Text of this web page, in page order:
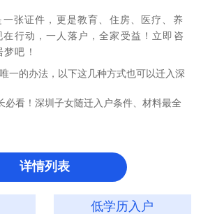
张证件，更是教育、住房、医疗、养
在行动，一人落户，全家受益！立即咨
吧！
一的办法，以下这几种方式也可以迁入深
必看！深圳子女随迁入户条件、材料最全
详情列表
低学历入户